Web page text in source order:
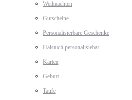
Weihnachten
Gutscheine
Personalisierbare Geschenke
Halstuch personalisiebar
Karten
Geburt
Taufe